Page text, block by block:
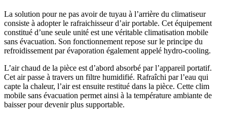
La solution pour ne pas avoir de tuyau à l’arrière du climatiseur
consiste à adopter le rafraichisseur d’air portable. Cet équipement
constitué d’une seule unité est une véritable climatisation mobile
sans évacuation. Son fonctionnement repose sur le principe du
refroidissement par évaporation également appelé hydro-cooling.
L’air chaud de la pièce est d’abord absorbé par l’appareil portatif.
Cet air passe à travers un filtre humidifié. Rafraîchi par l’eau qui
capte la chaleur, l’air est ensuite restitué dans la pièce. Cette clim
mobile sans évacuation permet ainsi à la température ambiante de
baisser pour devenir plus supportable.